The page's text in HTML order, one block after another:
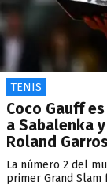
TENIS
Coco Gauff
a Sabalenka
Roland Garros
La número 2 del
primer Grand Slam